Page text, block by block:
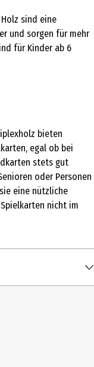
Holz sind eine
und sorgen für mehr
für Kinder ab 6
bieten
egal ob bei
stets gut
oder Personen
eine nützliche
nicht im